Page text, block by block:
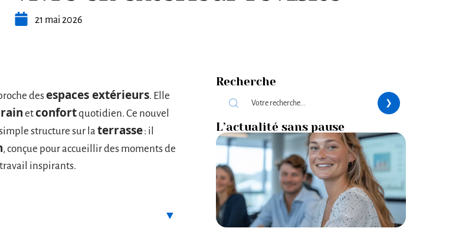
21 mai 2026
desespaces extérieurs. Elle
etconfortquotidien. Ce nouvel
structure sur la terrasse: il
, conçue pour accueillir des moments de
travail inspirants.
Recherche
L’actualité sans pause